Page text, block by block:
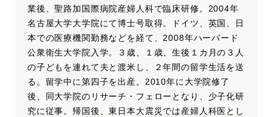
業後、聖路加国際病院産婦人科で臨床研修。2004年
名古屋大学大学院にて博士号取得。ドイツ、英国、日
本での医療機関勤務などを経て、2008年ハーバード
公衆衛生大学院入学。３歳、１歳、生後１カ月の３人
の子どもを連れて夫と渡米し、２年間の留学生活を送
る。留学中に第四子を出産。2010年に大学院修了
後、同大学院のリサーチ・フェローとなり、少子化研
究に従事。帰国後、東日本大震災では産婦人科医とし